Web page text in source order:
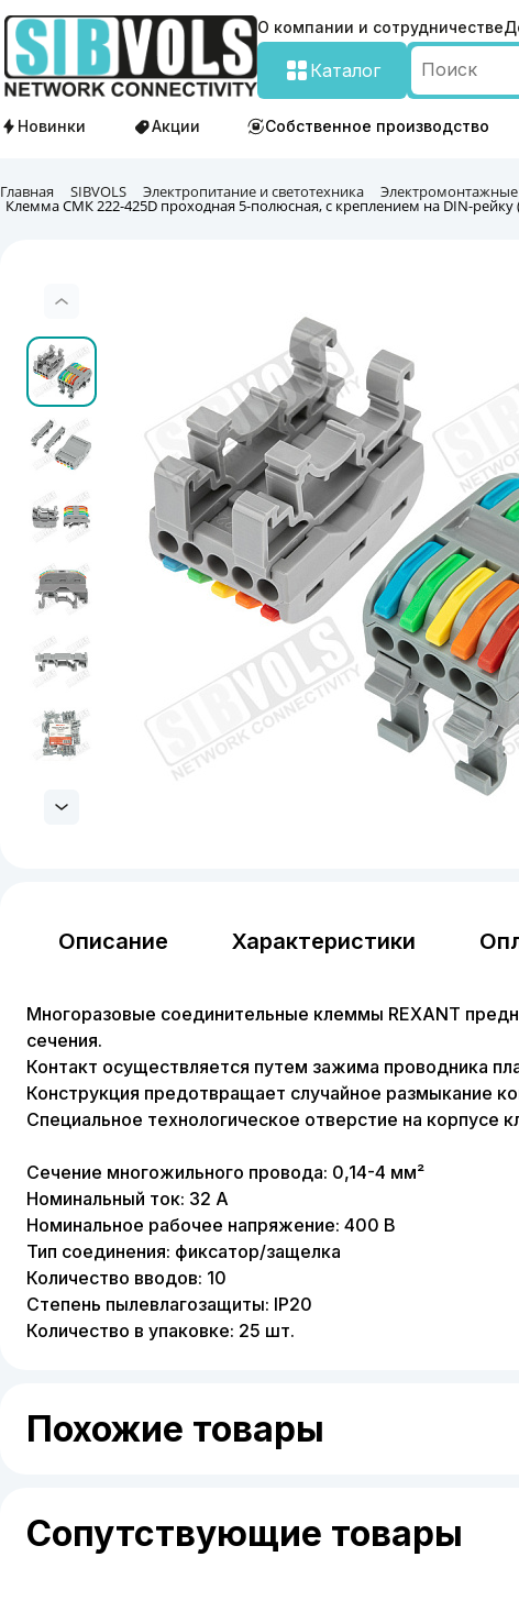
О компании и сотрудничестве
Каталог
Новинки Акции Собственное производство
Главная SIBVOLS Электропитание и светотехника Электромонтажные
Клемма СМК 222-425D проходная 5-полюсная, с креплением на DIN-рейку
Описание Характеристики
Многоразовые соединительные клеммы REXANT
сечения.
Контакт осуществляется путем зажима проводника
Конструкция предотвращает случайное размыкание
Специальное технологическое отверстие на
Сечение многожильного провода: 0,14-4 мм²
Номинальный ток: 32 А
Номинальное рабочее напряжение: 400 В
Тип соединения: фиксатор/защелка
Количество вводов: 10
Степень пылевлагозащиты: IP20
Количество в упаковке: 25 шт.
Похожие товары
Сопутствующие товары